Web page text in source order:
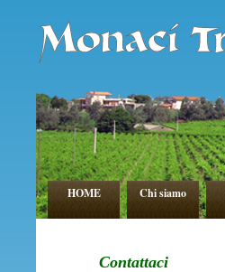
HOME Chi siamo
Contattaci